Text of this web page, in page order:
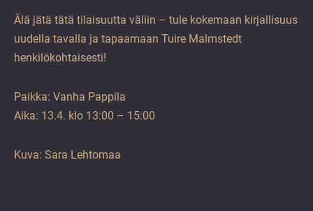
Älä jätä tätä tilaisuutta väliin – tule kokemaan kirjallisuus
uudella tavalla ja tapaamaan Tuire Malmstedt
henkilökohtaisesti!
Paikka: Vanha Pappila
Aika: 13.4. klo 13:00 – 15:00
Kuva: Sara Lehtomaa